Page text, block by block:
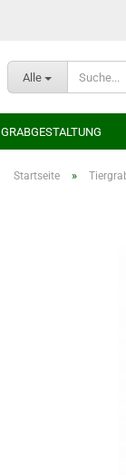
Alle
GRABGESTALTUNG
Startseite »